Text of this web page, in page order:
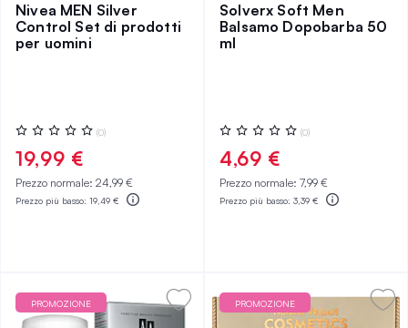
Nivea MEN Silver
Control Set di prodotti
per uomini
Valutazione:
0%
(0)
19,99 €
Prezzo normale: 24,99 €
Prezzo più basso: 19,49 €
Solverx Soft Men
Balsamo Dopobarba 50
ml
Valutazione:
0%
(0)
4,69 €
Prezzo normale: 7,99 €
Prezzo più basso: 3,39 €
PROMOZIONE PROMOZIONE